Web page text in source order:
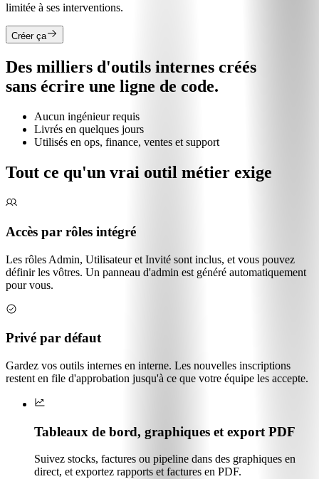
limitée à ses interventions.
Créer ça
Des milliers d'outils internes créés
sans écrire une ligne de code.
Aucun ingénieur requis
Livrés en quelques jours
Utilisés en ops, finance, ventes et support
Tout ce qu'un vrai outil métier exige
Accès par rôles intégré
Les rôles Admin, Utilisateur et Invité sont inclus, et vous pouvez
définir les vôtres. Un panneau d'admin est généré automatiquement
pour vous.
Privé par défaut
Gardez vos outils internes en interne. Les nouvelles inscriptions
restent en file d'approbation jusqu'à ce que votre équipe les accepte.
Tableaux de bord, graphiques et export PDF
Suivez stocks, factures ou pipeline dans des graphiques en
direct, et exportez rapports et factures en PDF.